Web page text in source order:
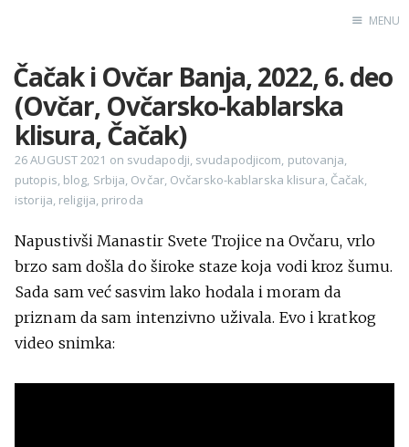
Home
X
Pinterest
YouTube
MENU
Čačak i Ovčar Banja, 2022, 6. deo
(Ovčar, Ovčarsko-kablarska
klisura, Čačak)
26 AUGUST 2021 on svudapodji, svudapodjicom, putovanja,
putopis, blog, Srbija, Ovčar, Ovčarsko-kablarska klisura, Čačak,
istorija, religija, priroda
Napustivši Manastir Svete Trojice na Ovčaru, vrlo
brzo sam došla do široke staze koja vodi kroz šumu.
Sada sam već sasvim lako hodala i moram da
priznam da sam intenzivno uživala. Evo i kratkog
video snimka: